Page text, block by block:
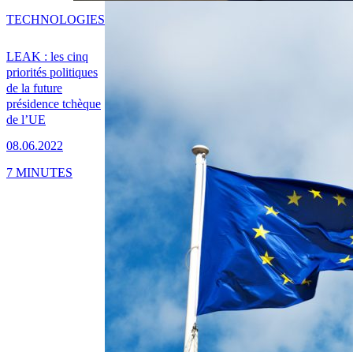
LEAK : les cinq
priorités politiques
de la future
présidence tchèque
de l’UE
08.06.2022
TECHNOLOGIES
7 MINUTES